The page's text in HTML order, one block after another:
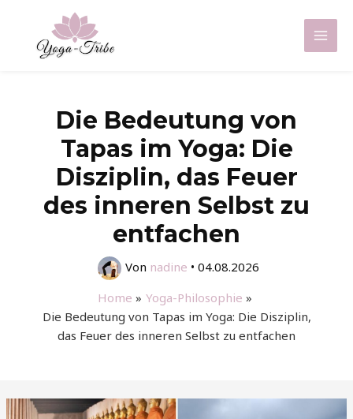
springen
Main
Die Bedeutung von
Tapas im Yoga: Die
Disziplin, das Feuer
des inneren Selbst zu
entfachen
Von nadine • 04.08.2026
Home
Yoga-Philosophie
Die Bedeutung von Tapas im Yoga: Die Disziplin,
das Feuer des inneren Selbst zu entfachen